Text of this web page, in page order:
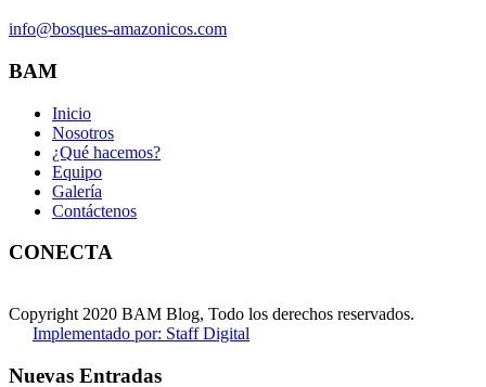
info@bosques-amazonicos.com
BAM
Inicio
Nosotros
¿Qué hacemos?
Equipo
Galería
Contáctenos
CONECTA
Copyright 2020 BAM Blog, Todo los derechos reservados.
Implementado por: Staff Digital
Nuevas Entradas